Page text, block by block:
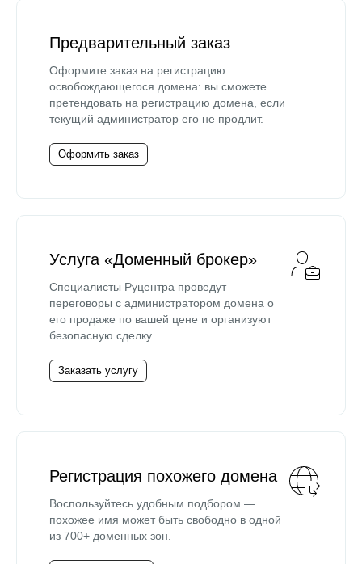
Предварительный заказ
Оформите заказ на регистрацию
освобождающегося домена: вы сможете
претендовать на регистрацию домена, если
текущий администратор его не продлит.
Оформить заказ
Услуга «Доменный брокер»
Специалисты Руцентра проведут
переговоры с администратором домена о
его продаже по вашей цене и организуют
безопасную сделку.
Заказать услугу
Регистрация похожего домена
Воспользуйтесь удобным подбором —
похожее имя может быть свободно в одной
из 700+ доменных зон.